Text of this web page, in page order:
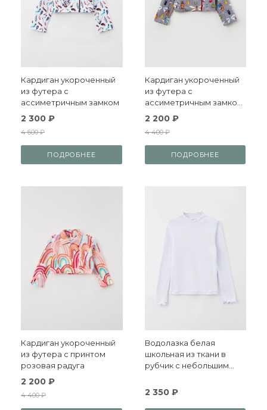
Кардиган укороченный
из футера с
ассиметричным замком
2 300 ₽
4 600 ₽
ПОДРОБНЕЕ
Кардиган укороченный
из футера с
ассиметричным замков
и принтом с
2 200 ₽
4 400 ₽
ПОДРОБНЕЕ
Кардиган укороченный
из футера с принтом
розовая радуга
2 200 ₽
4 400 ₽
Водолазка белая
школьная из ткани в
рубчик с небольшим
2 350 ₽